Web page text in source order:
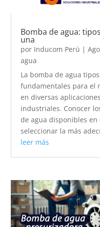
Bomba de agua:
una
por Inducom Perú |
agua
La bomba de agua
fundamentales para el
en diversas
industriales. Conocer
de agua disponibles
seleccionar la más
leer más